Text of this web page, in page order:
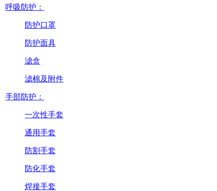
呼吸防护：
防护口罩
防护面具
滤盒
滤棉及附件
手部防护：
一次性手套
通用手套
防割手套
防化手套
焊接手套